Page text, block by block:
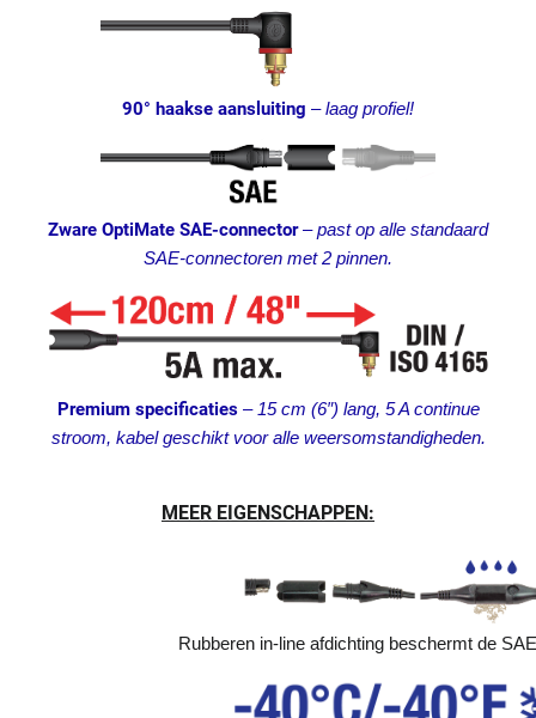
90° haakse aansluiting –laag profiel!
Zware OptiMate SAE-connector–past op alle standaard
SAE-connectoren met 2 pinnen.
Premium specificaties – 15 cm (6″) lang, 5 A continue
stroom, kabel geschikt voor alle weersomstandigheden.
MEER EIGENSCHAPPEN:
Rubberen in-line afdichting beschermt de